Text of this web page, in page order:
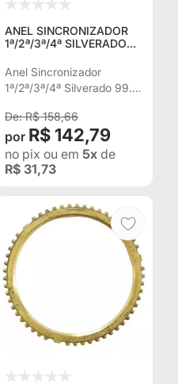
ANEL SINCRONIZADOR
1ª/2ª/3ª/4ª SILVERADO
2001... 3342455
Anel Sincronizador
1ª/2ª/3ª/4ª Silverado 99...
3342455
R$ 158,66
R$ 142,79
no pix ou em 5x de
R$ 31,73